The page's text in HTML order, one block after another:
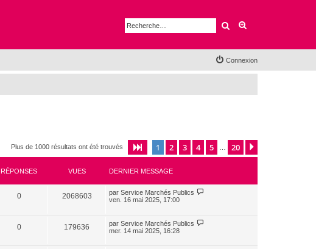
Rechercher
Connexion
Plus de 1000 résultats ont été trouvés Page sur20
1 2 3 4 5 20
RÉPONSES VUES DERNIER MESSAGE
0 2068603 par Service Marchés Publics
ven. 16 mai 2025, 17:00
0 179636 par Service Marchés Publics
mer. 14 mai 2025, 16:28